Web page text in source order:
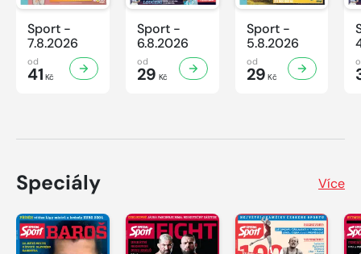
Sport -
7.8.2026
od
41 Kč
Sport -
6.8.2026
od
29 Kč
Sport -
5.8.2026
od
29 Kč
Speciály Více